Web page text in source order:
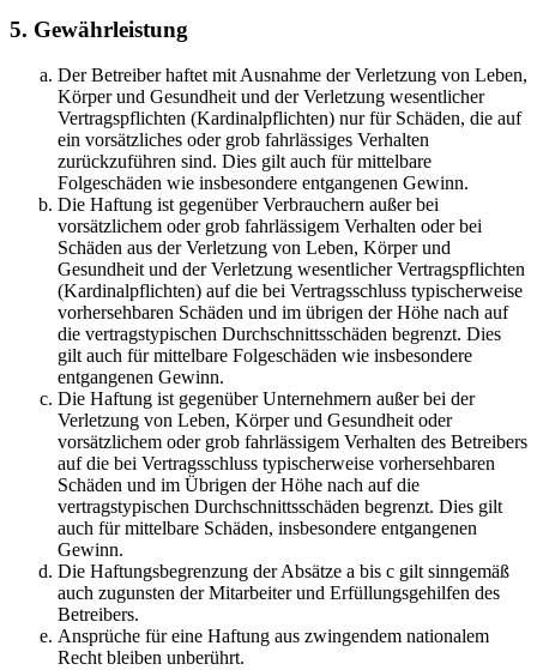
5. Gewährleistung
Der Betreiber haftet mit Ausnahme der Verletzung von Leben,
Körper und Gesundheit und der Verletzung wesentlicher
Vertragspflichten (Kardinalpflichten) nur für Schäden, die auf
ein vorsätzliches oder grob fahrlässiges Verhalten
zurückzuführen sind. Dies gilt auch für mittelbare
Folgeschäden wie insbesondere entgangenen Gewinn.
Die Haftung ist gegenüber Verbrauchern außer bei
vorsätzlichem oder grob fahrlässigem Verhalten oder bei
Schäden aus der Verletzung von Leben, Körper und
Gesundheit und der Verletzung wesentlicher Vertragspflichten
(Kardinalpflichten) auf die bei Vertragsschluss typischerweise
vorhersehbaren Schäden und im übrigen der Höhe nach auf
die vertragstypischen Durchschnittsschäden begrenzt. Dies
gilt auch für mittelbare Folgeschäden wie insbesondere
entgangenen Gewinn.
Die Haftung ist gegenüber Unternehmern außer bei der
Verletzung von Leben, Körper und Gesundheit oder
vorsätzlichem oder grob fahrlässigem Verhalten des Betreibers
auf die bei Vertragsschluss typischerweise vorhersehbaren
Schäden und im Übrigen der Höhe nach auf die
vertragstypischen Durchschnittsschäden begrenzt. Dies gilt
auch für mittelbare Schäden, insbesondere entgangenen
Gewinn.
Die Haftungsbegrenzung der Absätze a bis c gilt sinngemäß
auch zugunsten der Mitarbeiter und Erfüllungsgehilfen des
Betreibers.
Ansprüche für eine Haftung aus zwingendem nationalem
Recht bleiben unberührt.